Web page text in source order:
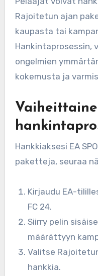
Rajoitetun ajan
kaupasta tai
Hankintaprosessin,
ongelmien
kokemusta ja
Hankkiaksesi EA
paketteja, seuraa
Kirjaudu EA-
FC 24.
Siirry pelin
määrättyyn
Valitse
hankkia.